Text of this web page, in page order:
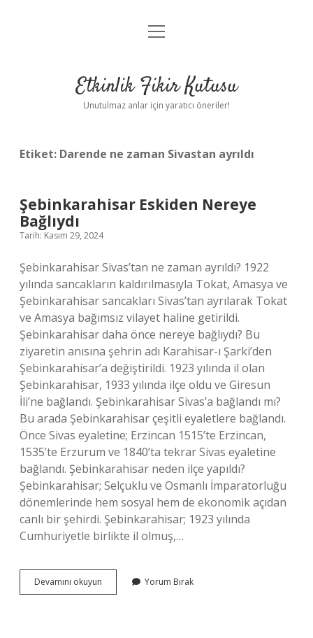
Anasayfa
Yasal Uyarı
menüyü
Etkinlik Fikir Kutusu
Unutulmaz anlar için yaratıcı öneriler!
Etiket: Darende ne zaman Sivastan ayrıldı
Şebinkarahisar Eskiden Nereye
Bağlıydı
Tarih: Kasım 29, 2024
Şebinkarahisar Sivas’tan ne zaman ayrıldı? 1922
yılında sancakların kaldırılmasıyla Tokat, Amasya ve
Şebinkarahisar sancakları Sivas’tan ayrılarak Tokat
ve Amasya bağımsız vilayet haline getirildi.
Şebinkarahisar daha önce nereye bağlıydı? Bu
ziyaretin anısına şehrin adı Karahisar-ı Şarki’den
Şebinkarahisar’a değiştirildi. 1923 yılında il olan
Şebinkarahisar, 1933 yılında ilçe oldu ve Giresun
İli’ne bağlandı. Şebinkarahisar Sivas’a bağlandı mı?
Bu arada Şebinkarahisar çeşitli eyaletlere bağlandı.
Önce Sivas eyaletine; Erzincan 1515’te Erzincan,
1535’te Erzurum ve 1840’ta tekrar Sivas eyaletine
bağlandı. Şebinkarahisar neden ilçe yapıldı?
Şebinkarahisar; Selçuklu ve Osmanlı İmparatorluğu
dönemlerinde hem sosyal hem de ekonomik açıdan
canlı bir şehirdi. Şebinkarahisar; 1923 yılında
Cumhuriyetle birlikte il olmuş,…
Devamını okuyun Şebinkarahisar
Eskiden
Yorum Bırak